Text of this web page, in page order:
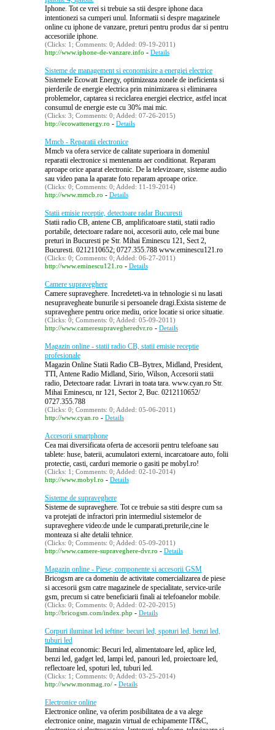
Iphone. Tot ce vrei si trebuie sa stii despre iphone daca
intentionezi sa cumperi unul. Informatii si despre magazinele
online cu iphone de vanzare, preturi pentru produs dar si pentru
accesoriile iphone.
(Clicks: 1; Comments: 0; Added: 09-19-2011)
http://www.iphone-de-vanzare.info - Details
Sisteme de management si economisire a energiei electrice
Sistemele Ecowatt Energy, optimizeaza zonele de ineficienta si
pierderile de energie electrica prin minimizarea si eliminarea
problemelor, captarea si reciclarea energiei electrice, astfel incat
consumul de energie este cu 30% mai mic.
(Clicks: 3; Comments: 0; Added: 07-26-2015)
http://ecowattenergy.ro - Details
Mmcb - Reparatii electronice
Mmcb va ofera service de calitate superioara in domeniul
reparatii electronice si mentenanta aer conditionat. Reparam
aproape orice aparat electronic. De la televizoare, sisteme audio
sau video pana la aparate foto reparam aproape orice.
(Clicks: 0; Comments: 0; Added: 11-19-2014)
http://www.mmcb.ro - Details
Statii emisie receptie, detectoare radar Bucuresti
Statii radio CB, antene CB, amplificatoare statii, statii radio
portabile, detectoare radare noi, accesorii auto, cele mai bune
preturi in Bucuresti pe Str. Mihai Eminescu 121, Sect 2,
Bucuresti. 0212110652; 0727.355.788 www.eminescu121.ro
(Clicks: 0; Comments: 0; Added: 06-27-2011)
http://www.eminescu121.ro - Details
Camere supraveghere
Camere supraveghere. Incredeteti-va in tehnologie si nu lasati
nesupravegheate bunurile si persoanele dragi.Exista sisteme de
supraveghere pentru orice mediu, orice locatie si orice situatie.
(Clicks: 0; Comments: 0; Added: 05-09-2011)
http://www.cameresupravegheredvr.ro - Details
Magazin online - statii radio CB, statii emisie receptie
profesionale
Magazin Online Statii Radio CB–Bytrex, Midland, President,
TTI, Antene Radio Midland, Sirio, Wilson, Accesorii statii
radio, Detectoare radar. Livrari in toata tara. www.cyan.ro Str.
Mihai Eminescu, nr 121, Sector 2, Buc. 0212110652/
0727.355.788
(Clicks: 0; Comments: 0; Added: 05-06-2011)
http://www.cyan.ro - Details
Accesorii smartphone
Cea mai diversificata oferta de accesorii pentru telefoane sau
tablete: huse, baterii, acumulatori externi, incarcatoare auto, folii
protectie, casti, carduri memorie o gasiti pe mobyl.ro!
(Clicks: 1; Comments: 0; Added: 02-10-2014)
http://www.mobyl.ro - Details
Sisteme de supraveghere
Sisteme de supraveghere. Tot ce trebuie sa stiti despre cum sa
va protejati de infractori prin intermediul sistemelor de
supraveghere video:de unde le cumparati,preturile,cine le
monteaza si alte detalii tehnice.
(Clicks: 0; Comments: 0; Added: 05-09-2011)
http://www.camere-supraveghere-dvr.ro - Details
Magazin online - Piese, componente si accesorii GSM
Bricogsm are ca domeniu de activitate comercializarea de piese
si accesorii gsm catre magazinele de specialitate, service-urile
gsm, precum si catre beneficiarii finali ai telefoanelor mobile.
(Clicks: 0; Comments: 0; Added: 02-20-2015)
http://bricogsm.com/index.php - Details
Corpuri iluminat led ieftine: becuri led, spoturi led, benzi led,
tuburi led
Iluminat economic: Becuri led, alimentatoare led, aplice led,
benzi led, gadget led, lampi led, panouri led, proiectoare led,
reflectoare led, spoturi led, tuburi led.
(Clicks: 1; Comments: 0; Added: 03-25-2014)
http://www.monmag.ro/- Details
Electronice online
Electronice online, va oferim posibilitatea de a va alege
electronice onine, magazin virtual de echipamente IT&C,